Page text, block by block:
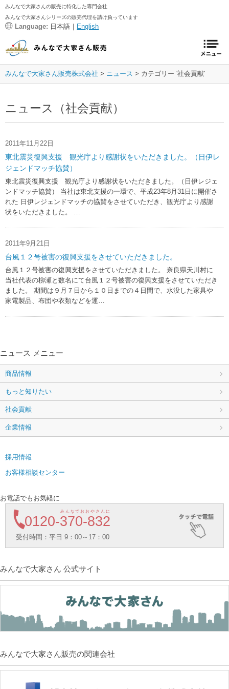
みんなで大家さんの販売に特化した専門会社
みんなで大家さんシリーズの販売代理を請け負っています
Language: 日本語｜ English
みんなで大家さん販売株式会社 ニュース カテゴリー '社会貢献'
ニュース（社会貢献）
2011年11月22日
東北震災復興支援 観光庁より感謝状をいただきました。（日伊レ
ジェンドマッチ協賛）
東北震災復興支援 観光庁より感謝状をいただきました。（日伊レジェ
ンドマッチ協賛） 当社は東北支援の一環で、平成23年8月31日に開催さ
れた 日伊レジェンドマッチの協賛をさせていただき、観光庁より感謝
状をいただきました。 …
2011年9月21日
台風１２号被害の復興支援をさせていただきました。
台風１２号被害の復興支援をさせていただきました。 奈良県天川村に
当社代表の柳瀬と数名にて台風１２号被害の復興支援をさせていただき
ました。 期間は９月７日から１０日までの４日間で、水没した家具や
家電製品、布団や衣類などを運…
ニュース メニュー
商品情報
もっと知りたい
社会貢献
企業情報
採用情報
お客様相談センター
お電話でもお気軽に
0120-370-832
みんなでおおやさんに
受付時間：平日 9：00～17：00
みんなで大家さん 公式サイト
みんなで大家さん販売の関連会社